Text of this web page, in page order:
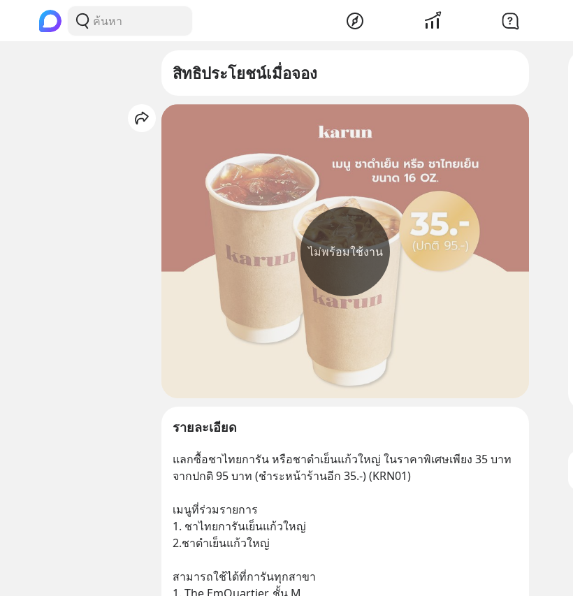
สิทธิประโยชน์เมื่อจอง
ไม่พร้อมใช้งาน
รายละเอียด
แลกซื้อชาไทยการัน หรือชาดำเย็นแก้วใหญ่ ในราคาพิเศษเพียง 35 บาท
จากปกติ 95 บาท (ชำระหน้าร้านอีก 35.-) (KRN01)
เมนูที่ร่วมรายการ
1. ชาไทยการันเย็นแก้วใหญ่
2.ชาดำเย็นแก้วใหญ่
สามารถใช้ได้ที่การันทุกสาขา